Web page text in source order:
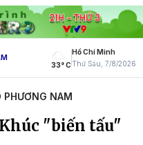
33° C
Hồ Chí Minh
Thứ Sáu, 7/8/2026
PHƯƠNG NAM
"biến tấu"